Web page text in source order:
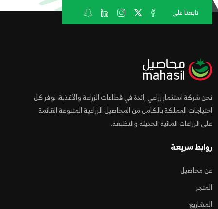
تابعنا على
نحن شركة استثمار زراعي رائدة في قطاعات الزراعة والأغذية، نوفر كل
احتياجات المملكة بالكامل من المحاصيل الزراعية المتنوعة القائمة
على الزراعات المائية الحديثة والنظيفة.
روابط سريعة
عن محاصيل
المتجر
المشاريع